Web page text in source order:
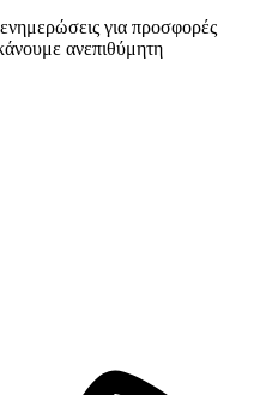
για προσφορές
ανεπιθύμητη